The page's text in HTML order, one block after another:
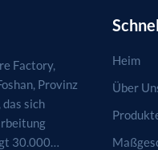
Factory,
Provinz
sich
30.000
Heim
Über